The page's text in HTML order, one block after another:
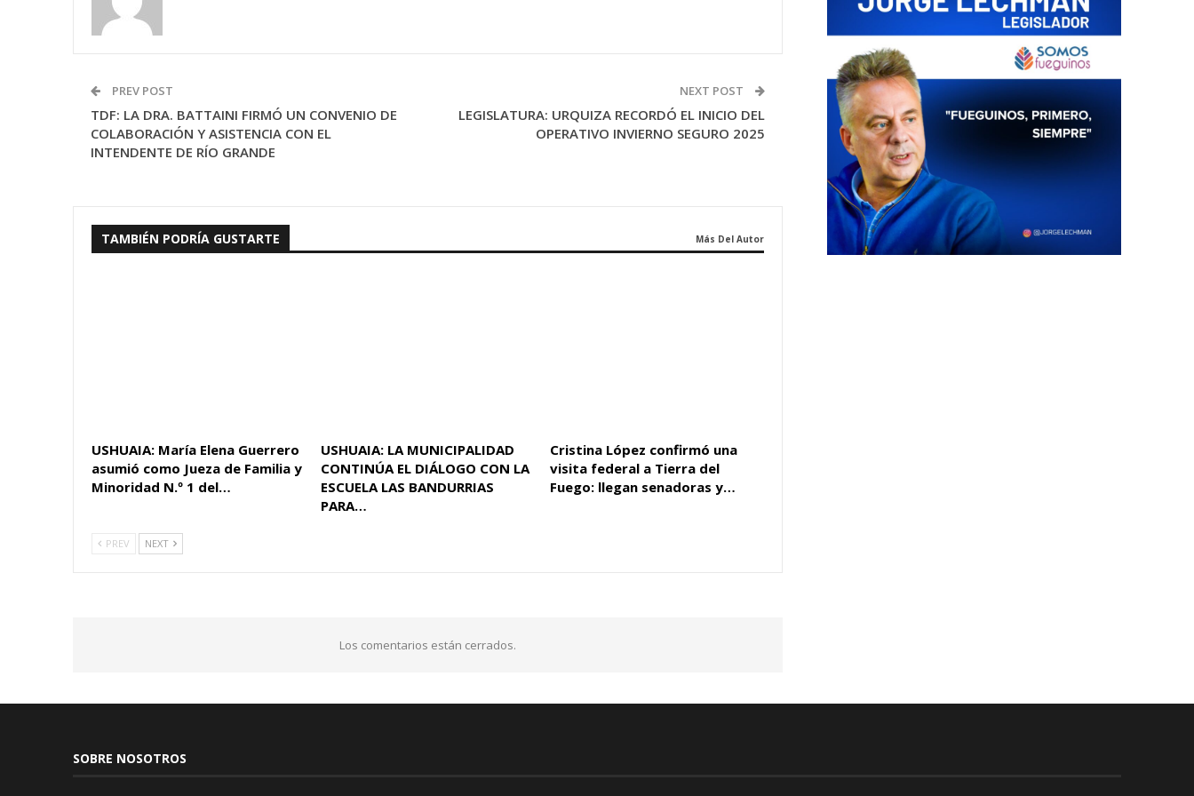
PREV POST
TDF: LA DRA. BATTAINI FIRMÓ UN CONVENIO DE
COLABORACIÓN Y ASISTENCIA CON EL
INTENDENTE DE RÍO GRANDE
NEXT POST
LEGISLATURA: URQUIZA RECORDÓ EL INICIO DEL
OPERATIVO INVIERNO SEGURO 2025
TAMBIÉN PODRÍA GUSTARTE Más Del Autor
USHUAIA: María Elena Guerrero
asumió como Jueza de Familia y
Minoridad N.º 1 del…
USHUAIA: LA MUNICIPALIDAD
CONTINÚA EL DIÁLOGO CON LA
ESCUELA LAS BANDURRIAS
PARA…
Cristina López confirmó una
visita federal a Tierra del
Fuego: llegan senadoras y…
PREV NEXT
Los comentarios están cerrados.
SOBRE NOSOTROS